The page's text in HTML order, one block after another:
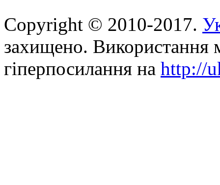
Copyright © 2010-2017.
захищено. Використання
гіперпосилання на http://